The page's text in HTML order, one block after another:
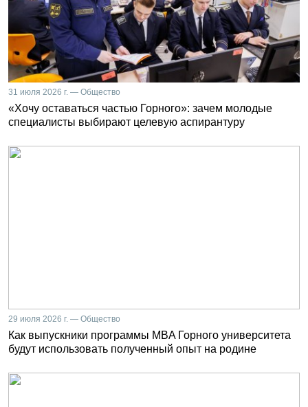
31 июля 2026 г. — Общество
«Хочу оставаться частью Горного»: зачем молодые
специалисты выбирают целевую аспирантуру
29 июля 2026 г. — Общество
Как выпускники программы MBA Горного университета
будут использовать полученный опыт на родине